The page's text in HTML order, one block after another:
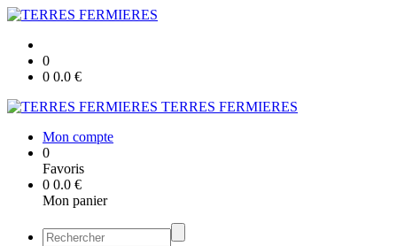
0
0 0.0 €
TERRES FERMIERES
Mon compte
0
Favoris
0 0.0 €
Mon panier